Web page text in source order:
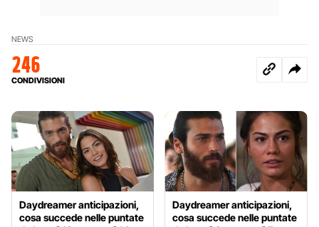
NEWS
246
CONDIVISIONI
Daydreamer anticipazioni,
cosa succede nelle puntate
Daydreamer anticipazioni,
cosa succede nelle puntate